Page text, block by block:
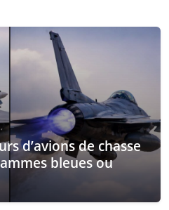
d’avions de chasse
bleues ou